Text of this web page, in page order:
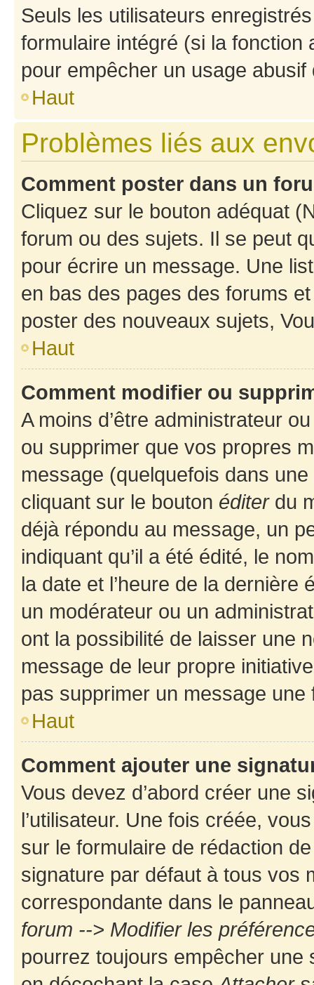
Seuls les utilisateurs
formulaire intégré (si la fonction
pour empêcher un usage
Haut
Problèmes liés aux
Comment poster dans un
Cliquez sur le bouton adéquat
forum ou des sujets. Il se peut
pour écrire un message. Une
en bas des pages des forums
poster des nouveaux sujets,
Haut
Comment modifier ou
A moins d’être administrateur
ou supprimer que vos propres
message (quelquefois dans
cliquant sur le bouton éditerdu
déjà répondu au message, un
indiquant qu’il a été édité, le
la date et l’heure de la dernière
un modérateur ou un
ont la possibilité de laisser une
message de leur propre
pas supprimer un message une
Haut
Comment ajouter une
Vous devez d’abord créer une
l’utilisateur. Une fois créée,
sur le formulaire de rédaction
signature par défaut à tous vos
correspondante dans le
forum --> Modifier les
pourrez toujours empêcher une